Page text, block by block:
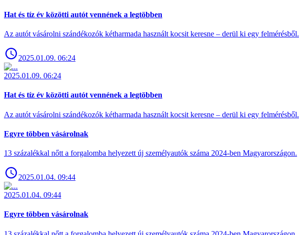
Hat és tíz év közötti autót vennének a legtöbben
Az autót vásárolni szándékozók kétharmada használt kocsit keresne – derül ki egy felmérésből.
2025.01.09. 06:24
2025.01.09. 06:24
Hat és tíz év közötti autót vennének a legtöbben
Az autót vásárolni szándékozók kétharmada használt kocsit keresne – derül ki egy felmérésből.
Egyre többen vásárolnak
13 százalékkal nőtt a forgalomba helyezett új személyautók száma 2024-ben Magyarországon.
2025.01.04. 09:44
2025.01.04. 09:44
Egyre többen vásárolnak